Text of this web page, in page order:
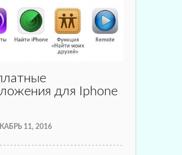
для Iphone
11, 2016